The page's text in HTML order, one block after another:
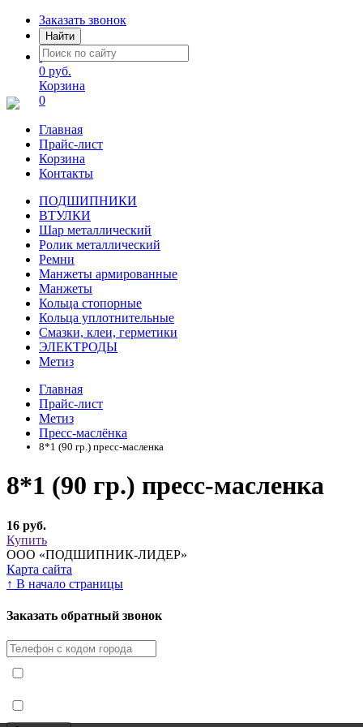
Заказать звонок
Найти
0 руб.
Корзина
0
Главная
Прайс-лист
Корзина
Контакты
ПОДШИПНИКИ
ВТУЛКИ
Шар металлический
Ролик металлический
Ремни
Манжеты армированные
Манжеты
Кольца стопорные
Кольца уплотнительные
Смазки, клеи, герметики
ЭЛЕКТРОДЫ
Метиз
Главная
Прайс-лист
Метиз
Пресс-маслёнка
8*1 (90 гр.) пресс-масленка
8*1 (90 гр.) пресс-масленка
16 руб.
Купить
ООО «ПОДШИПНИК-ЛИДЕР»
Карта сайта
↑ В начало страницы
Заказать обратный звонок